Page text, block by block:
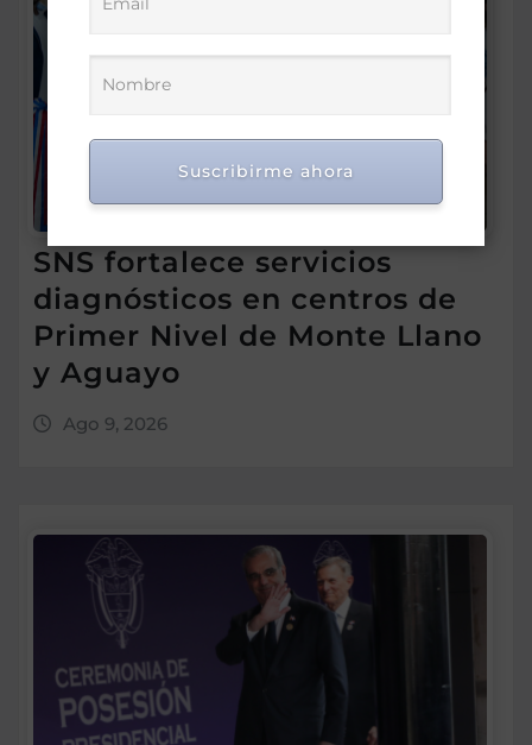
SNS fortalece servicios
diagnósticos en centros de
Primer Nivel de Monte Llano
y Aguayo
Ago 9, 2026
Suscribirme ahora